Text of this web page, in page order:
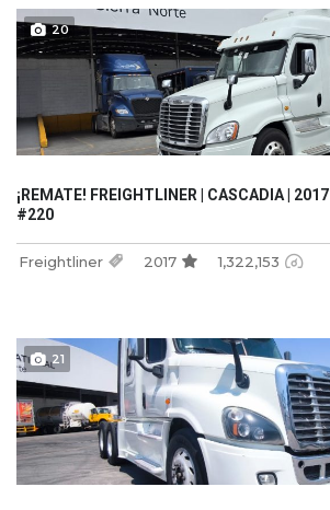
20
¡REMATE! FREIGHTLINER | CASCADIA | 2017 |
#220
Freightliner 2017 1,322,153
21